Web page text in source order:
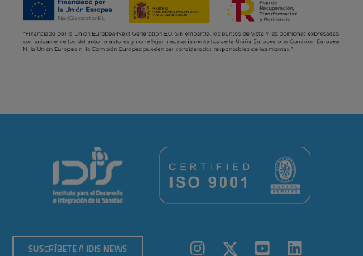
SUSCRÍBETE A IDIS NEWS